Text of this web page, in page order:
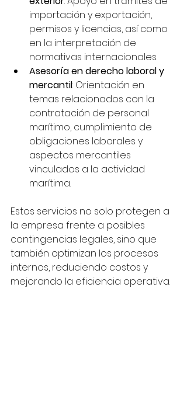
importación y exportación,
permisos y licencias, así como
en la interpretación de
normativas internacionales.
Asesoría en derecho laboral y
mercantil: Orientación en
temas relacionados con la
contratación de personal
marítimo, cumplimiento de
obligaciones laborales y
aspectos mercantiles
vinculados a la actividad
marítima.
Estos servicios no solo protegen a
la empresa frente a posibles
contingencias legales, sino que
también optimizan los procesos
internos, reduciendo costos y
mejorando la eficiencia operativa.